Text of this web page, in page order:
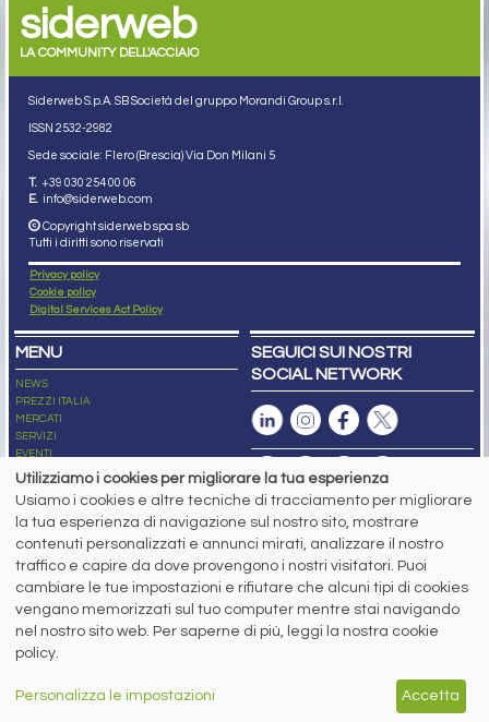
siderweb
LA COMMUNITY DELL'ACCIAIO
Siderweb S.p.A. SB Società del gruppo Morandi Group s.r.l.
ISSN 2532-2982
Sede sociale: Flero (Brescia) Via Don Milani 5
T. +39 030 254 00 06
E. info@siderweb.com
Copyright siderweb spa sb
Tutti i diritti sono riservati
Privacy policy
Cookie policy
Digital Services Act Policy
MENU
NEWS
PREZZI ITALIA
MERCATI
SERVIZI
EVENTI
ABBONAMENTI
NEWSLETTER
SEGUICI SUI NOSTRI
SOCIAL NETWORK
Capitale Sociale: 190.000€ interamente versato
Registro delle Imprese di Brescia
Codice Fiscale e Partita I.V.A.:IT03562320170
R.E.A. n. 419331
www.siderweb.com: Autorizzazione del Tribunale di Brescia n. 11/2004 del 17
marzo 2004, Iscrizione al R.O.C. n. 26116.
Direttrice Responsabile:
Elisa Bonomelli
Stefano Gennari
Utilizziamo i cookies per migliorare la tua esperienza
Usiamo i cookies e altre tecniche di tracciamento per migliorare
la tua esperienza di navigazione sul nostro sito, mostrare
contenuti personalizzati e annunci mirati, analizzare il nostro
traffico e capire da dove provengono i nostri visitatori. Puoi
cambiare le tue impostazioni e rifiutare che alcuni tipi di cookies
vengano memorizzati sul tuo computer mentre stai navigando
nel nostro sito web. Per saperne di più, leggi la nostra cookie
policy.
Personalizza le impostazioni Accetta